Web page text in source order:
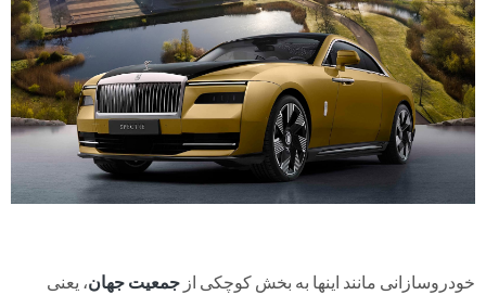
خودروسازانی مانند اینها به بخش کوچکی از جمعیت جهان، یعنی